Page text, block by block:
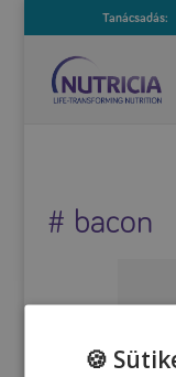
# bacon
🍪